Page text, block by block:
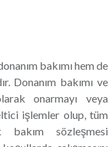
bakımı hem de
Donanım bakımı ve
onarmayı veya
işlemler olup, tüm
bakım sözleşmesi